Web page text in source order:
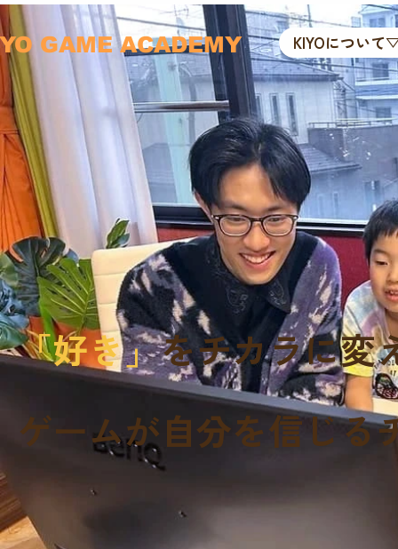
KIYOについて
GAME ACADEMY
「好き」をチカラに変
ゲームが自分を信じる